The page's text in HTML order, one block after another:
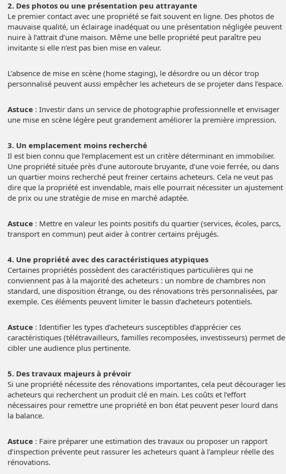
2. Des photos ou une présentation peu attrayante
Le premier contact avec une propriété se fait souvent en ligne. Des photos de
mauvaise qualité, un éclairage inadéquat ou une présentation négligée peuvent
nuire à l’attrait d’une maison. Même une belle propriété peut paraître peu
invitante si elle n’est pas bien mise en valeur.
L’absence de mise en scène (home staging), le désordre ou un décor trop
personnalisé peuvent aussi empêcher les acheteurs de se projeter dans l’espace.
Astuce : Investir dans un service de photographie professionnelle et envisager
une mise en scène légère peut grandement améliorer la première impression.
3. Un emplacement moins recherché
Il est bien connu que l’emplacement est un critère déterminant en immobilier.
Une propriété située près d’une autoroute bruyante, d’une voie ferrée, ou dans
un quartier moins recherché peut freiner certains acheteurs. Cela ne veut pas
dire que la propriété est invendable, mais elle pourrait nécessiter un ajustement
de prix ou une stratégie de mise en marché adaptée.
Astuce : Mettre en valeur les points positifs du quartier (services, écoles, parcs,
transport en commun) peut aider à contrer certains préjugés.
4. Une propriété avec des caractéristiques atypiques
Certaines propriétés possèdent des caractéristiques particulières qui ne
conviennent pas à la majorité des acheteurs : un nombre de chambres non
standard, une disposition étrange, ou des rénovations très personnalisées, par
exemple. Ces éléments peuvent limiter le bassin d’acheteurs potentiels.
Astuce : Identifier les types d’acheteurs susceptibles d’apprécier ces
caractéristiques (télétravailleurs, familles recomposées, investisseurs) permet de
cibler une audience plus pertinente.
5. Des travaux majeurs à prévoir
Si une propriété nécessite des rénovations importantes, cela peut décourager les
acheteurs qui recherchent un produit clé en main. Les coûts et l’effort
nécessaires pour remettre une propriété en bon état peuvent peser lourd dans
la balance.
Astuce : Faire préparer une estimation des travaux ou proposer un rapport
d’inspection prévente peut rassurer les acheteurs quant à l’ampleur réelle des
rénovations.